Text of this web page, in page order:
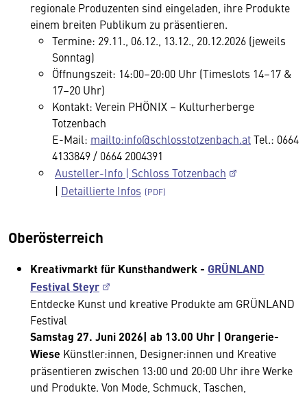
regionale Produzenten sind eingeladen, ihre Produkte
einem breiten Publikum zu präsentieren.
Termine: 29.11., 06.12., 13.12., 20.12.2026 (jeweils
Sonntag)
Öffnungszeit: 14:00–20:00 Uhr (Timeslots 14–17 &
17–20 Uhr)
Kontakt: Verein PHÖNIX – Kulturherberge
Totzenbach
E-Mail: mailto:info@schlosstotzenbach.atTel.: 0664
4133849 / 0664 2004391
Austeller-Info | Schloss Totzenbach
| Detaillierte Infos
Oberösterreich
Kreativmarkt für Kunsthandwerk - GRÜNLAND
Festival Steyr
Entdecke Kunst und kreative Produkte am GRÜNLAND
Festival
Samstag 27. Juni 2026| ab 13.00 Uhr | Orangerie-
Wiese Künstler:innen, Designer:innen und Kreative
präsentieren zwischen 13:00 und 20:00 Uhr ihre Werke
und Produkte. Von Mode, Schmuck, Taschen,